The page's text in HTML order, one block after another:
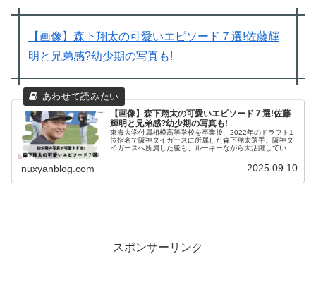
【画像】森下翔太の可愛いエピソード７選!佐藤輝
明と兄弟感?幼少期の写真も!
【画像】森下翔太の可愛いエピソード７選!佐藤
輝明と兄弟感?幼少期の写真も!
東海大学付属相模高等学校を卒業後、2022年のドラフト1
位指名で阪神タイガースに所属した森下翔太選手。阪神タ
イガースへ所属した後も、ルーキーながら大活躍していま
nuxyanblog.com 2025.09.10
スポンサーリンク